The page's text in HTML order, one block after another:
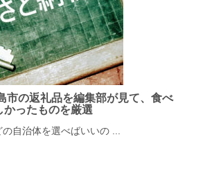
市の返礼品を編集部が見て、食べ
ったものを厳選
の自治体を選べばいいの ...